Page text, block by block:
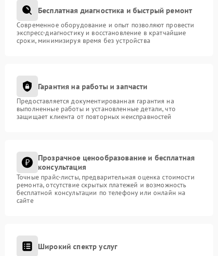
Бесплатная диагностика и быстрый ремонт
Современное оборудование и опыт позволяют провести
экспресс-диагностику и восстановление в кратчайшие
сроки, минимизируя время без устройства
Гарантия на работы и запчасти
Предоставляется документированная гарантия на
выполненные работы и установленные детали, что
защищает клиента от повторных неисправностей
Прозрачное ценообразование и бесплатная
консультация
Точные прайс-листы, предварительная оценка стоимости
ремонта, отсутствие скрытых платежей и возможность
бесплатной консультации по телефону или онлайн на
сайте
Широкий спектр услуг